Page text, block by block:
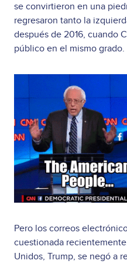
se convirtieron en una
regresaron tanto la
después de 2016, cuando
público en el mismo grado.
Pero los correos
cuestionada
Unidos, Trump, se negó a